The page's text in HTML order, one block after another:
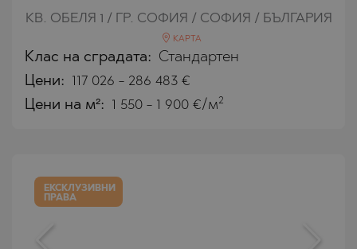
КВ. ОБЕЛЯ 1 / ГР. СОФИЯ / СОФИЯ / БЪЛГАРИЯ
КАРТА
Клас на сградата: Стандартен
Цени: 117 026 - 286 483 €
Цени на м²: 1 550 - 1 900 €/м2
ЕКСКЛУЗИВНИ
ПРАВА